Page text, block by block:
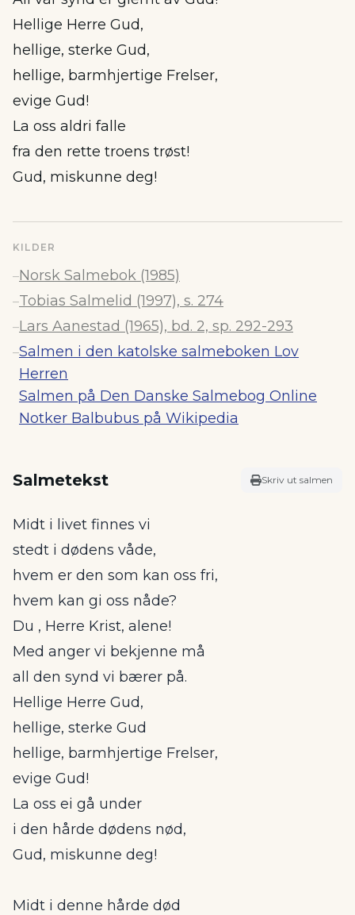
Hellige Herre Gud,
hellige, sterke Gud,
hellige, barmhjertige Frelser,
evige Gud!
La oss aldri falle
fra den rette troens trøst!
Gud, miskunne deg!
KILDER
–Norsk Salmebok (1985)
–Tobias Salmelid (1997), s. 274
–Lars Aanestad (1965), bd. 2, sp. 292-293
–Salmen i den katolske salmeboken Lov
Herren
Salmen på Den Danske Salmebog Online
Notker Balbubus på Wikipedia
Salmetekst Skriv ut salmen
Midt i livet finnes vi
stedt i dødens våde,
hvem er den som kan oss fri,
hvem kan gi oss nåde?
Du , Herre Krist, alene!
Med anger vi bekjenne må
all den synd vi bærer på.
Hellige Herre Gud,
hellige, sterke Gud
hellige, barmhjertige Frelser,
evige Gud!
La oss ei gå under
i den hårde dødens nød,
Gud, miskunne deg!
Midt i denne hårde død